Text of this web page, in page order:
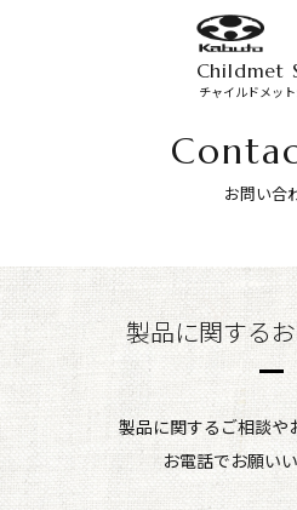
Childmet
チャイルドメッ
お問い合
製品に関する
製品に関するご相談や
お電話でお願いい